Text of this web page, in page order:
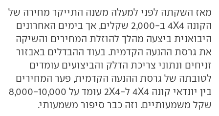
מאז השקתה לפני למעלה משנה התייקר מחירה של
הקונה 4X4 ב-2,000 שקלים, אך בימים האחרונים
היבואנית ביצעה מהלך להוזלת המחירים והשיקה
את גרסת ההנעה הקדמית. בעוד ההבדלים באבזור
זניחים ונתוני צריכת הדלק והביצועים עומדים
לטובתה של גרסת ההנעה הקדמית, פער המחירים
בין יונדאי קונה 4X4 ל-2X4 עומד על 8,000-10,000
שקל משמעותיים. וזה כבר סיפור משמעותי.